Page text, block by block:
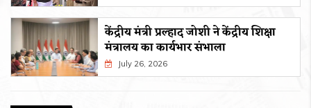
केंद्रीय मंत्री प्रल्हाद जोशी ने केंद्रीय शिक्षा
मंत्रालय का कार्यभार संभाला
July 26, 2026